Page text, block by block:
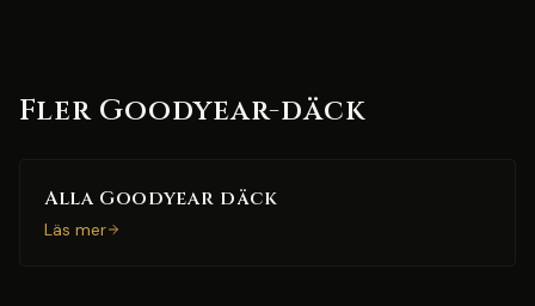
Fler Goodyear-däck
Alla Goodyear däck
Läs mer